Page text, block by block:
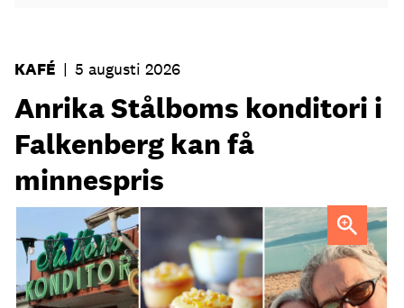
KAFÉ | 5 augusti 2026
Anrika Stålboms konditori i
Falkenberg kan få
minnespris
Heléne och Micael Stålbom